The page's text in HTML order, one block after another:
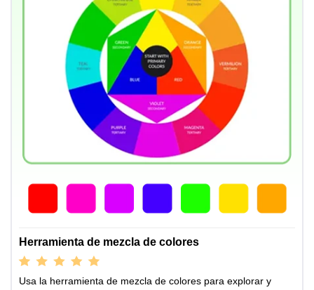
Herramienta de mezcla de colores
Usa la herramienta de mezcla de colores para explorar y